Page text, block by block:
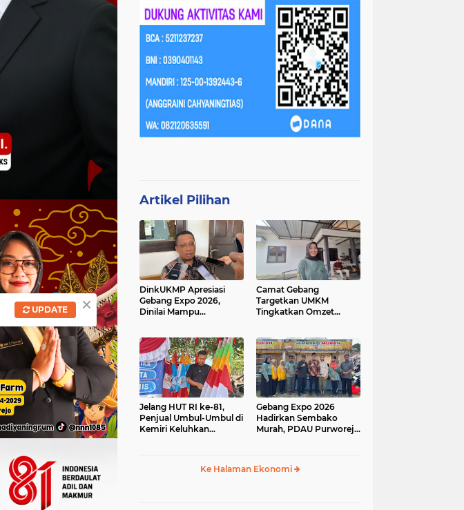
Artikel Pilihan
DinkUKMP Apresiasi
Gebang Expo 2026,
Dinilai Mampu
Lokal
Camat Gebang
Targetkan UMKM
Tingkatkan Omzet
Jelang HUT RI ke-81,
Penjual Umbul-Umbul di
Kemiri Keluhkan
Gebang Expo 2026
Hadirkan Sembako
Murah, PDAU Purworejo
Ke Halaman Ekonomi
×
UPDATE